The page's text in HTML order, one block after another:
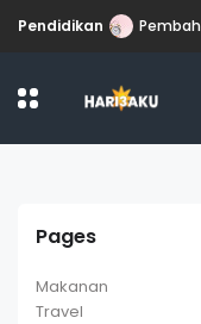
Pendidikan
Pages
Makanan
Travel